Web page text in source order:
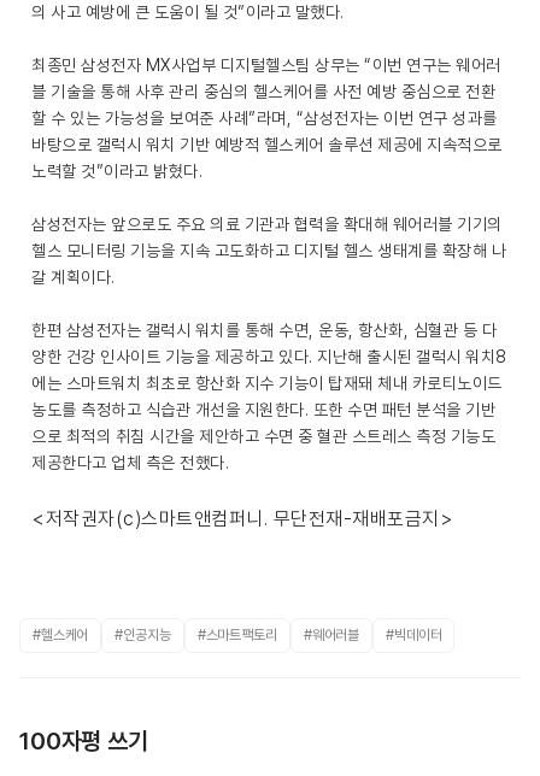
의 사고 예방에 큰 도움이 될 것”이라고 말했다.
최종민 삼성전자 MX사업부 디지털헬스팀 상무는 “이번 연구는 웨어러
블 기술을 통해 사후 관리 중심의 헬스케어를 사전 예방 중심으로 전환
할 수 있는 가능성을 보여준 사례”라며, “삼성전자는 이번 연구 성과를
바탕으로 갤럭시 워치 기반 예방적 헬스케어 솔루션 제공에 지속적으로
노력할 것”이라고 밝혔다.
삼성전자는 앞으로도 주요 의료 기관과 협력을 확대해 웨어러블 기기의
헬스 모니터링 기능을 지속 고도화하고 디지털 헬스 생태계를 확장해 나
갈 계획이다.
한편 삼성전자는 갤럭시 워치를 통해 수면, 운동, 항산화, 심혈관 등 다
양한 건강 인사이트 기능을 제공하고 있다. 지난해 출시된 갤럭시 워치8
에는 스마트워치 최초로 항산화 지수 기능이 탑재돼 체내 카로티노이드
농도를 측정하고 식습관 개선을 지원한다. 또한 수면 패턴 분석을 기반
으로 최적의 취침 시간을 제안하고 수면 중 혈관 스트레스 측정 기능도
제공한다고 업체 측은 전했다.
<저작권자(c)스마트앤컴퍼니. 무단전재-재배포금지>
#헬스케어 #인공지능 #스마트팩토리 #웨어러블 #빅데이터
100자평 쓰기